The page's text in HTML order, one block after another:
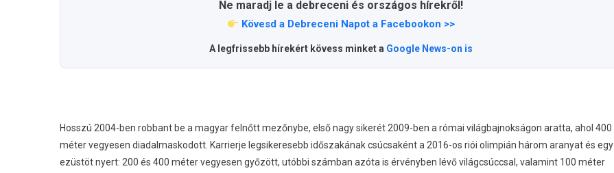
Ne maradj le a debreceni és országos hírekről!
Kövesd a Debreceni Napot a Facebookon >>
A legfrissebb hírekért kövess minket a Google News-on is
Hosszú 2004-ben robbant be a magyar felnőtt mezőnybe, első nagy sikerét 2009-ben a római világbajnokságon aratta, ahol 400
méter vegyesen diadalmaskodott. Karrierje legsikeresebb időszakának csúcsaként a 2016-os riói olimpián három aranyat és egy
ezüstöt nyert: 200 és 400 méter vegyesen győzött, utóbbi számban azóta is érvényben lévő világcsúccsal, valamint 100 méter